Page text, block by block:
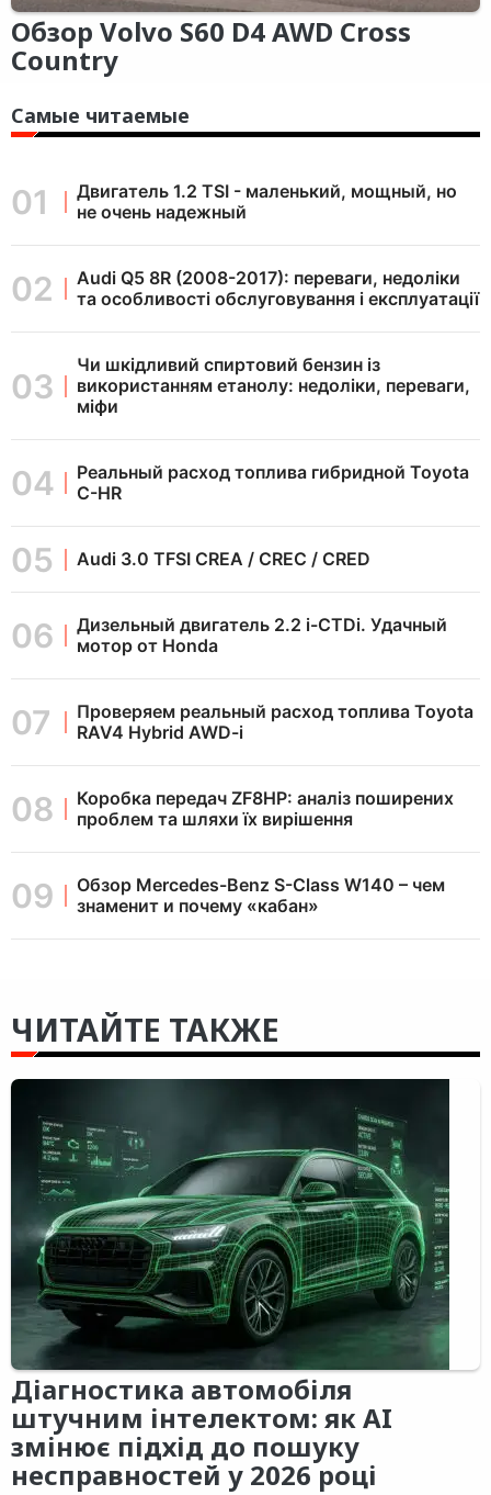
Обзор Volvo S60 D4 AWD Cross
Country
Самые читаемые
Двигатель 1.2 TSI - маленький, мощный, но
не очень надежный
Audi Q5 8R (2008-2017): переваги, недоліки
та особливості обслуговування і експлуатації
Чи шкідливий спиртовий бензин із
використанням етанолу: недоліки, переваги,
міфи
Реальный расход топлива гибридной Toyota
C-HR
Audi 3.0 TFSI CREA / CREC / CRED
Дизельный двигатель 2.2 i-CTDi. Удачный
мотор от Honda
Проверяем реальный расход топлива Toyota
RAV4 Hybrid AWD-i
Коробка передач ZF8HP: аналіз поширених
проблем та шляхи їх вирішення
Обзор Mercedes-Benz S-Class W140 – чем
знаменит и почему «кабан»
ЧИТАЙТЕ ТАКЖЕ
Діагностика автомобіля
штучним інтелектом: як AI
змінює підхід до пошуку
несправностей у 2026 році